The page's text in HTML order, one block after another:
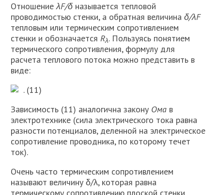
ОтношениеλF/δ называется тепло­вой
проводимостью стенки, а обратная величинаδ/λF
тепловым или термическим сопротивлением
стенки и обозначаетсяRλ. Пользуясь понятием
термического сопро­тивления, формулу для
расчета теплово­го потока можно представить в
виде:
. (11)
Зависимость (11) аналогична закону Ома в
электротехни­ке (сила электрического тока равна
раз­ности потенциалов, деленной на электри­ческое
сопротивление проводника, по ко­торому течет
ток).
Очень часто термическим сопротив­лением
называют величину δ/λ, которая равна